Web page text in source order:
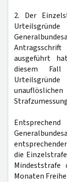
2. Der
ausgeführt
diesem Fall
die
Mindeststrafe
Monaten